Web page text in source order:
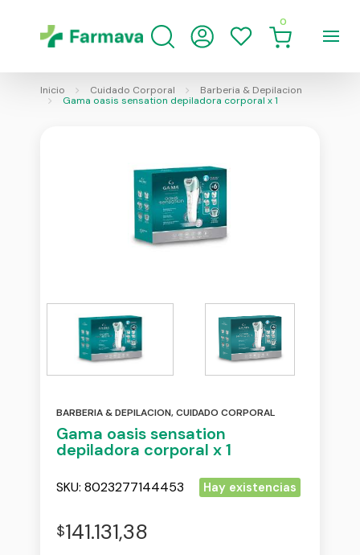
0
Inicio Cuidado Corporal
Barberia & Depilacion
Gama oasis sensation depiladora corporal x 1
BARBERIA & DEPILACION,CUIDADO CORPORAL
Gama oasis sensation
depiladora corporal x 1
SKU: 8023277144453 Hay existencias
$141.131,38